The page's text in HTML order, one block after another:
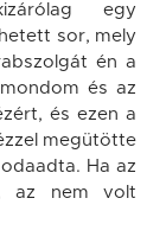
egy
sor, mely
én a
és az
és ezen a
megütötte
Ha az
az nem volt